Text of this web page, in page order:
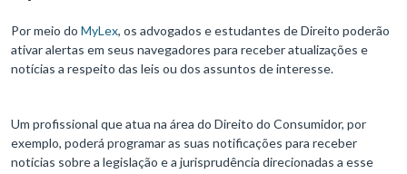
Por meio do MyLex, os advogados e estudantes de Direito poderão
ativar alertas em seus navegadores para receber atualizações e
notícias a respeito das leis ou dos assuntos de interesse.
Um profissional que atua na área do Direito do Consumidor, por
exemplo, poderá programar as suas notificações para receber
notícias sobre a legislação e a jurisprudência direcionadas a esse